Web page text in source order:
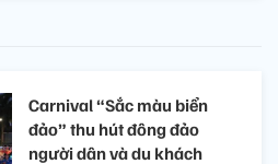
Carnival “Sắc màu biển
đảo” thu hút đông đảo
người dân và du khách